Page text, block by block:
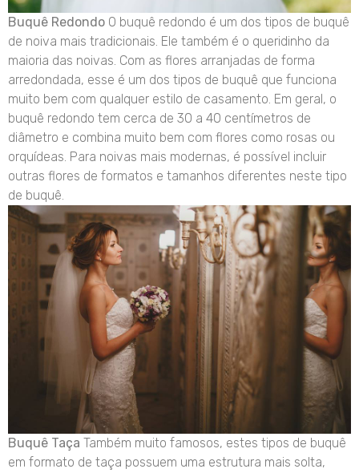
Buquê Redondo O buquê redondo é um dos tipos de buquê
de noiva mais tradicionais. Ele também é o queridinho da
maioria das noivas. Com as flores arranjadas de forma
arredondada, esse é um dos tipos de buquê que funciona
muito bem com qualquer estilo de casamento. Em geral, o
buquê redondo tem cerca de 30 a 40 centímetros de
diâmetro e combina muito bem com flores como rosas ou
orquídeas. Para noivas mais modernas, é possível incluir
outras flores de formatos e tamanhos diferentes neste tipo
de buquê.
Buquê Taça Também muito famosos, estes tipos de buquê
em formato de taça possuem uma estrutura mais solta,